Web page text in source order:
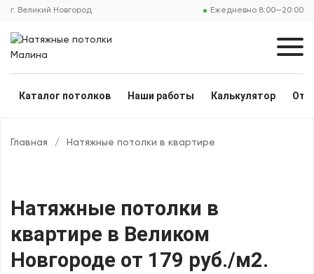
г. Великий Новгород Ежедневно 8:00—20:00
Каталог потолков Наши работы Калькулятор
Главная / Натяжные потолки в квартире
Натяжные потолки в
квартире в Великом
Новгороде от 179 руб./м2.